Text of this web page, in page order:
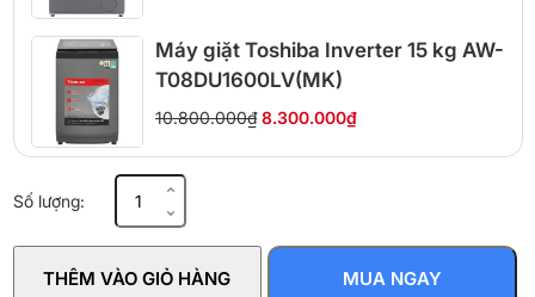
Máy giặt Toshiba Inverter 15 kg AW-
T08DU1600LV(MK)
10.800.000₫ 8.300.000₫
Số lượng:
Máy
giặt
9.5
THÊM VÀO GIỎ HÀNG MUA NGAY